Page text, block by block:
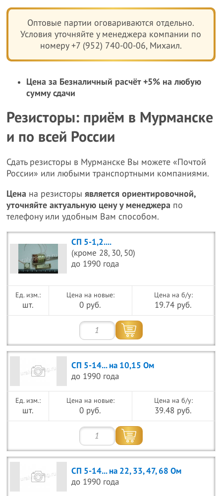
Оптовые партии оговариваются отдельно.
Условия уточняйте у менеджера компании по
номеру +7 (952) 740-00-06, Михаил.
Цена за Безналичный расчёт +5% на любую
сумму сдачи
Резисторы: приём в Мурманске
и по всей России
Сдать резисторы в Мурманске Вы можете «Почтой
России» или любыми транспортными компаниями.
Цена на резисторыявляется ориентировочной,
уточняйте актуальную цену у менеджера по
телефону или удобным Вам способом.
СП 5-1,2....
(кроме 28, 30, 50)
до 1990 года
шт.
Цена на новые:
0 руб.
Цена на б/у:
19.74 руб.
СП 5-14... на 10,15 Ом
до 1990 года
шт.
Цена на новые:
0 руб.
Цена на б/у:
39.48 руб.
СП 5-14... на 22, 33, 47, 68 Ом
до 1990 года